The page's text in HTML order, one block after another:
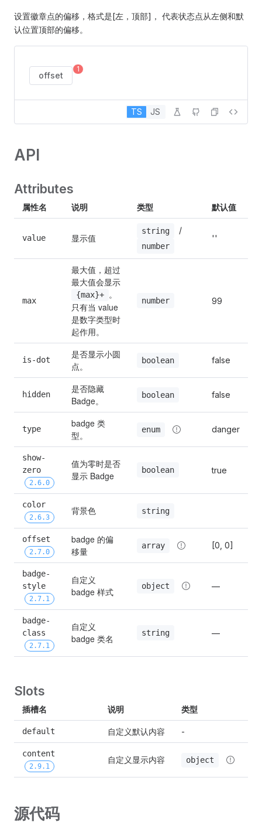
设置徽章点的偏移，格式是[左，顶部]， 代表状态点从左侧和默
认位置顶部的偏移。
offset
1
TS JS
API
Attributes
属性名 说明 类型 默认值
value 显示值
string /
number
''
max
最大值，超过
{max}+ 。
只有当 value
是数字类型时
起作用。
number 99
is-dot
是否显示小圆
点。
boolean false
hidden
是否隐藏
Badge。
boolean false
type
badge 类
型。
enum danger
show-
zero
2.6.0
值为零时是否
显示 Badge
boolean true
color
2.6.3
背景色 string
offset
2.7.0
badge 的偏
移量
array [0, 0]
badge-
style
2.7.1
自定义
badge 样式
object —
badge-
class
2.7.1
自定义
badge 类名
string —
Slots
插槽名 说明 类型
default 自定义默认内容 -
content
2.9.1
自定义显示内容 object
源代码